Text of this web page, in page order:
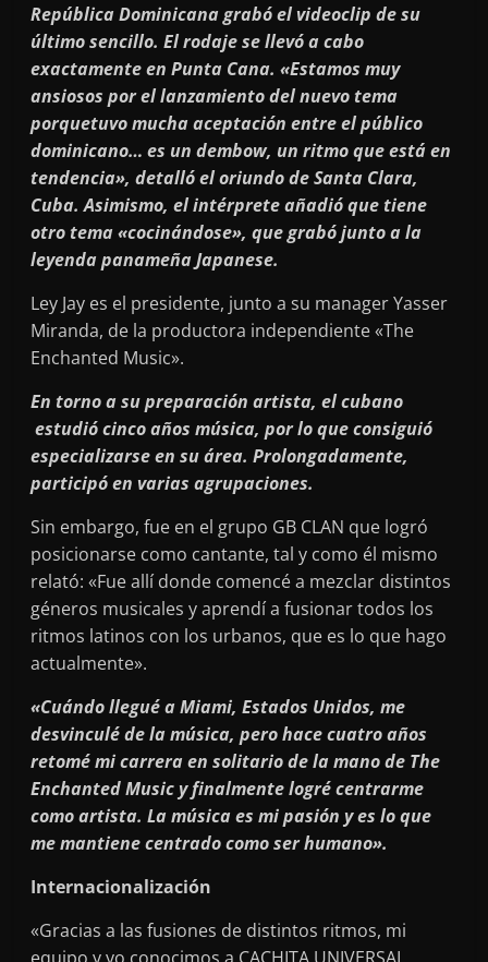
República Dominicana grabó el videoclip de su
último sencillo. El rodaje se llevó a cabo
exactamente en Punta Cana. «Estamos muy
ansiosos por el lanzamiento del nuevo tema
porquetuvo mucha aceptación entre el público
dominicano… es un dembow, un ritmo que está en
tendencia», detalló el oriundo de Santa Clara,
Cuba. Asimismo, el intérprete añadió que tiene
otro tema «cocinándose», que grabó junto a la
leyenda panameña Japanese.
Ley Jay es el presidente, junto a su manager Yasser
Miranda, de la productora independiente «The
Enchanted Music».
En torno a su preparación artista, el cubano
estudió cinco años música, por lo que consiguió
especializarse en su área. Prolongadamente,
participó en varias agrupaciones.
Sin embargo, fue en el grupo GB CLAN que logró
posicionarse como cantante, tal y como él mismo
relató: «Fue allí donde comencé a mezclar distintos
géneros musicales y aprendí a fusionar todos los
ritmos latinos con los urbanos, que es lo que hago
actualmente».
«Cuándo llegué a Miami, Estados Unidos, me
desvinculé de la música, pero hace cuatro años
retomé mi carrera en solitario de la mano de The
Enchanted Music y finalmente logré centrarme
como artista. La música es mi pasión y es lo que
me mantiene centrado como ser humano».
Internacionalización
«Gracias a las fusiones de distintos ritmos, mi